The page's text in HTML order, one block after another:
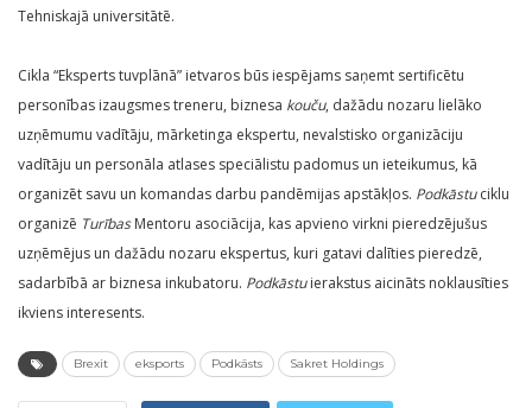
Tehniskajā universitātē.
Cikla “Eksperts tuvplānā” ietvaros būs iespējams saņemt sertificētu
personības izaugsmes treneru, biznesa kouču, dažādu nozaru lielāko
uzņēmumu vadītāju, mārketinga ekspertu, nevalstisko organizāciju
vadītāju un personāla atlases speciālistu padomus un ieteikumus, kā
organizēt savu un komandas darbu pandēmijas apstākļos. Podkāstuciklu
organizē TurībasMentoru asociācija, kas apvieno virkni pieredzējušus
uzņēmējus un dažādu nozaru ekspertus, kuri gatavi dalīties pieredzē,
sadarbībā ar biznesa inkubatoru. Podkāstuierakstus aicināts noklausīties
ikviens interesents.
Brexit eksports Podkāsts Sakret Holdings